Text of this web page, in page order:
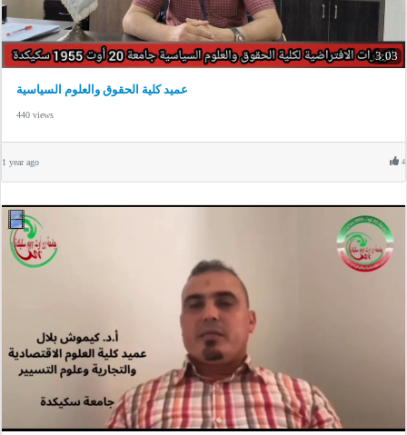
3:03
عميد كلية الحقوق والعلوم السياسية
440 views
1 year ago 4